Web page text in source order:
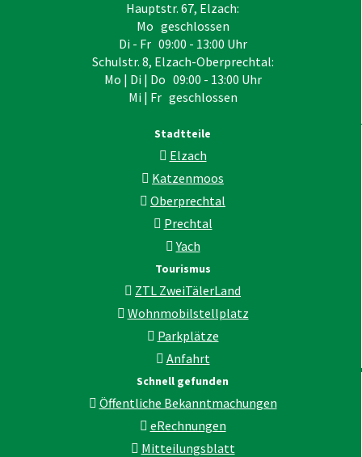
Hauptstr. 67, Elzach:
Mo geschlossen
Di - Fr 09:00 - 13:00 Uhr
Schulstr. 8, Elzach-Oberprechtal:
Mo | Di | Do 09:00 - 13:00 Uhr
Mi | Fr geschlossen
Stadtteile
Elzach
Katzenmoos
Oberprechtal
Prechtal
Yach
Tourismus
ZTL ZweiTälerLand
Wohnmobilstellplatz
Parkplätze
Anfahrt
Schnell gefunden
Öffentliche Bekanntmachungen
eRechnungen
Mitteilungsblatt